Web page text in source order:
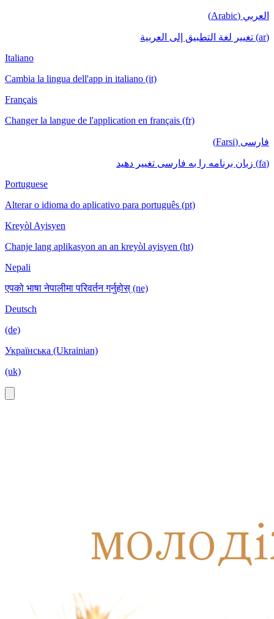
العربي (Arabic)
(ar) تغيير لغة التطبيق إلى العربية
Italiano
Cambia la lingua dell'app in italiano (it)
Français
Changer la langue de l'application en français (fr)
فارسی (Farsi)
(fa) زبان برنامه را به فارسی تغییر دهید
Portuguese
Alterar o idioma do aplicativo para português (pt)
Kreyòl Ayisyen
Chanje lang aplikasyon an an kreyòl ayisyen (ht)
Nepali
एपको भाषा नेपालीमा परिवर्तन गर्नुहोस् (ne)
Deutsch
(de)
Українська (Ukrainian)
(uk)